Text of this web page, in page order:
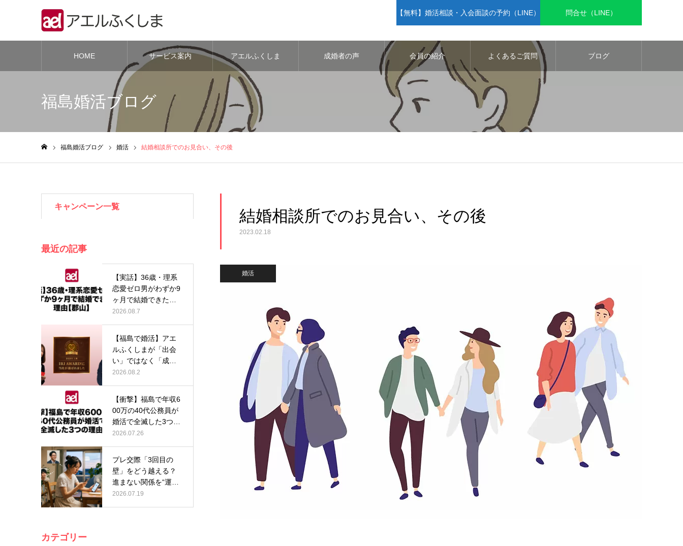
【無料】婚活相談・入会面談の予約（LINE） 問合せ（LINE）
HOME サービス案内 アエルふくしま 成婚者の声 会員の紹介 よくあるご質問 ブログ
福島婚活ブログ
福島婚活ブログ 婚活 結婚相談所でのお見合い、その後
結婚相談所でのお見合い、その後
2023.02.18
婚活
キャンペーン一覧
最近の記事
【実話】36歳・理系
恋愛ゼロ男がわずか9
ヶ月で結婚できた理
由【郡山…
2026.08.7
【福島で婚活】アエ
ルふくしまが「出会
い」ではなく「成
婚」にこだわり…
2026.08.2
【衝撃】福島で年収6
00万の40代公務員が
婚活で全滅した3つの
理由…
2026.07.26
プレ交際「3回目の
壁」をどう越える？
進まない関係を“運
命”に変える…
2026.07.19
カテゴリー